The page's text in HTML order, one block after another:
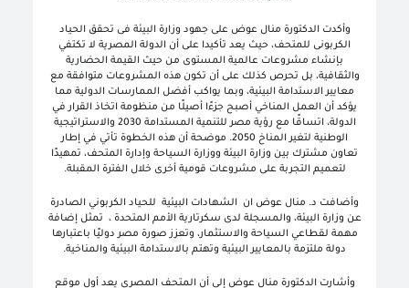
وأكدت الدكتورة منال عوض على جهود وزارة البيئة فى تحقق الحياد
الكربونى للمتحف، حيث يعد تأكيدا على أن الدولة المصرية لا تكتفي
بإنشاء مشروعات عالمية المستوى من حيث القيمة الحضارية
والثقافية، بل تحرص كذلك على أن تكون هذه المشروعات متوافقة مع
معايير الاستدامة البيئية، وبما يواكب أفضل الممارسات الدولية مما
يؤكد أن العمل المناخي أصبح جزءًا أصيلًا من منظومة اتخاذ القرار في
الدولة، اتساقًا مع رؤية مصر للتنمية المستدامة 2030 والاستراتيجية
الوطنية لتغير المناخ 2050. موضحة أن هذه الخطوة تأتي في إطار
تعاون مشترك بين وزارة البيئة ووزارة السياحة وإدارة المتحف، تمهيدًا
لتعميم التجربة على مشروعات قومية أخرى خلال الفترة المقبلة.
وأضافت د. منال عوض ان الشهادات البيئية للحياد الكربوني الصادرة
عن وزارة البيئة، والمسجلة لدى سكرتارية الأمم المتحدة ، تمثل إضافة
مهمة لقطاعي السياحة والاستثمار، وتعزز صورة مصر دوليًا باعتبارها
دولة ملتزمة بالمعايير البيئية وتهتم بالاستدامة البيئية والمناخية.
وأشارت الدكتورة منال عوض إلى أن المتحف المصري يعد أول موقع